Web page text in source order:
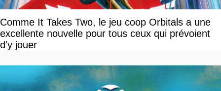
Comme It Takes Two, le jeu coop Orbitals a une
excellente nouvelle pour tous ceux qui prévoient
d'y jouer